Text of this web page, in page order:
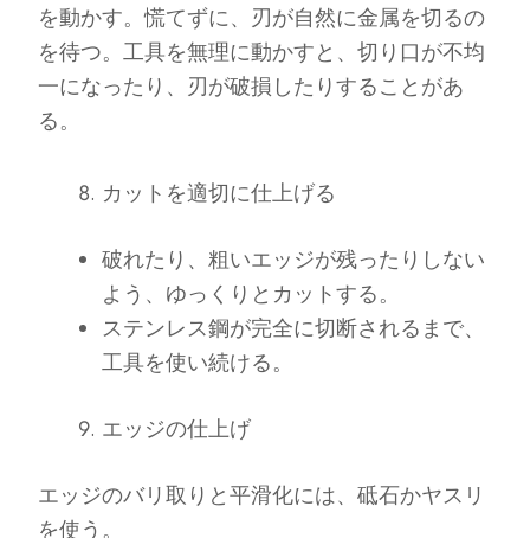
を動かす。慌てずに、刃が自然に金属を切るの
を待つ。工具を無理に動かすと、切り口が不均
一になったり、刃が破損したりすることがあ
る。
カットを適切に仕上げる
破れたり、粗いエッジが残ったりしない
よう、ゆっくりとカットする。
ステンレス鋼が完全に切断されるまで、
工具を使い続ける。
エッジの仕上げ
エッジのバリ取りと平滑化には、砥石かヤスリ
を使う。